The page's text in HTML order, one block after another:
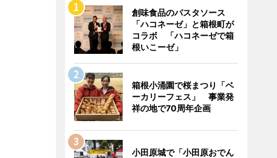
創味食品のパスタソース
「ハコネーゼ」と箱根町が
コラボ 「ハコネーゼで箱
根いこーゼ」
箱根小涌園で桜まつり「ベ
ーカリーフェス」 事業発
祥の地で70周年企画
小田原城で「小田原おでん